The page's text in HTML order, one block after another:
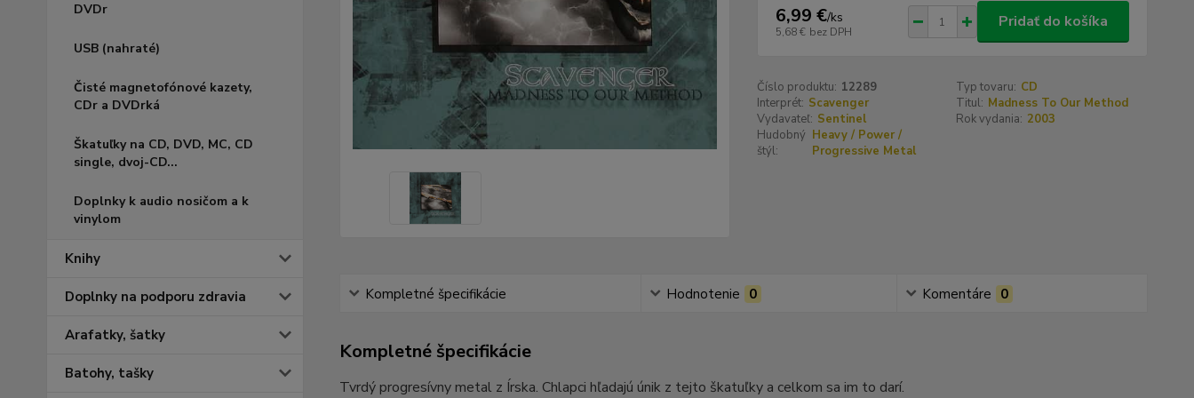
DVDr
USB (nahraté)
Čisté magnetofónové kazety,
CDr a DVDrká
Škatuľky na CD, DVD, MC, CD
single, dvoj-CD...
Doplnky k audio nosičom a k
vinylom
Knihy
Doplnky na podporu zdravia
Arafatky, šatky
Batohy, tašky
6,99 €/ks
5,68 € bez DPH
Pridať do košíka
Číslo produktu: 12289 Typ tovaru: CD
Interprét: Scavenger Titul: Madness To Our Method
Vydavateľ: Sentinel Rok vydania: 2003
Hudobný
štýl:
Heavy / Power /
Progressive Metal
Kompletné špecifikácie Hodnotenie 0 Komentáre 0
Kompletné špecifikácie
Tvrdý progresívny metal z Írska. Chlapci hľadajú únik z tejto škatuľky a celkom sa im to darí.